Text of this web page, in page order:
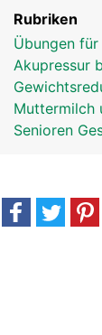
Rubriken
Übungen
Akupressur
Muttermilch
Senioren